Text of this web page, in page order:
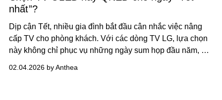
nhất”?
Dịp cận Tết, nhiều gia đình bắt đầu cân nhắc việc nâng
cấp TV cho phòng khách. Với các dòng TV LG, lựa chọn
này không chỉ phục vụ những ngày sum họp đầu năm, mà
02.04.2026 by Anthea